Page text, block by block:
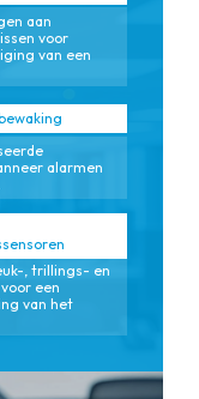
aan
voor
van een
alarmen
, trillings- en
een
van het